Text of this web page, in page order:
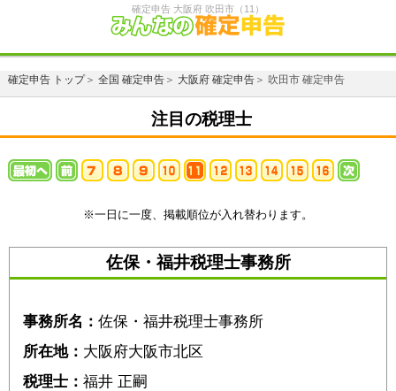
確定申告 大阪府 吹田市（11）
確定申告 トップ＞ 全国 確定申告＞ 大阪府 確定申告＞ 吹田市 確定申告
注目の税理士
※一日に一度、掲載順位が入れ替わります。
佐保・福井税理士事務所
事務所名： 佐保・福井税理士事務所
所在地： 大阪府大阪市北区
税理士： 福井 正嗣